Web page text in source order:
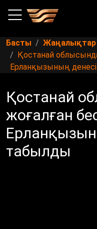
Басты Жаңалықтар
Қостанай
Ерланқызының
Қостанай
жоғалған
табылды